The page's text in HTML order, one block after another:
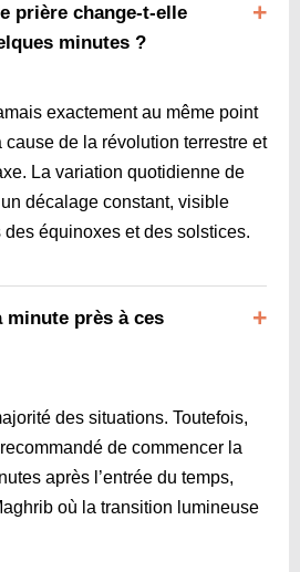
prière change-t-elle
minutes ?
exactement au même point
cause de la révolution terrestre et
La variation quotidienne de
décalage constant, visible
équinoxes et des solstices.
minute près à ces
des situations. Toutefois,
de commencer la
après l’entrée du temps,
où la transition lumineuse